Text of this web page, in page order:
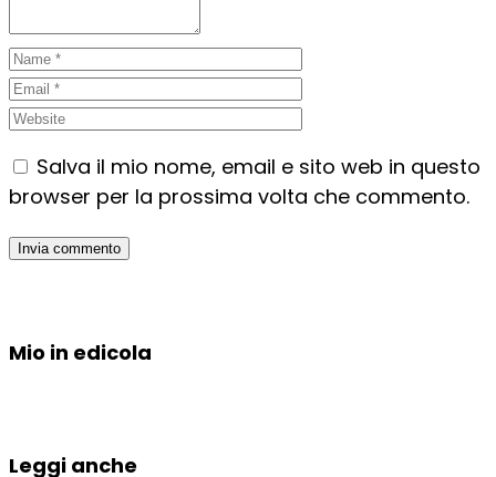
Salva il mio nome, email e sito web in questo
browser per la prossima volta che commento.
Mio in edicola
Leggi anche